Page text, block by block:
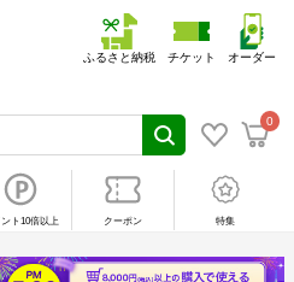
0
ふるさと納税 チケット オーダー
ト10倍以上 クーポン 特集